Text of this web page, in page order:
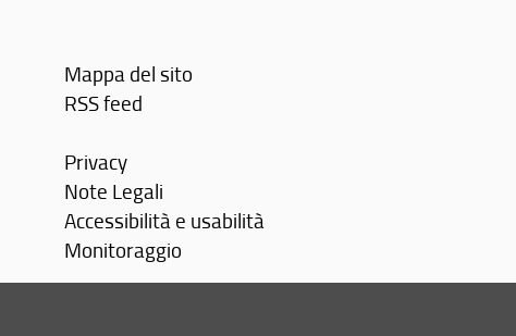
Mappa del sito
RSS feed
Privacy
Note Legali
Accessibilità e usabilità
Monitoraggio